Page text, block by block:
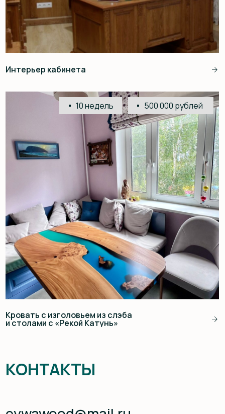
Telegram ВКонтакте
WhatsApp Viber
Задать вопрос
ЕЛЕНА
ощутили профессионализм и внимательное